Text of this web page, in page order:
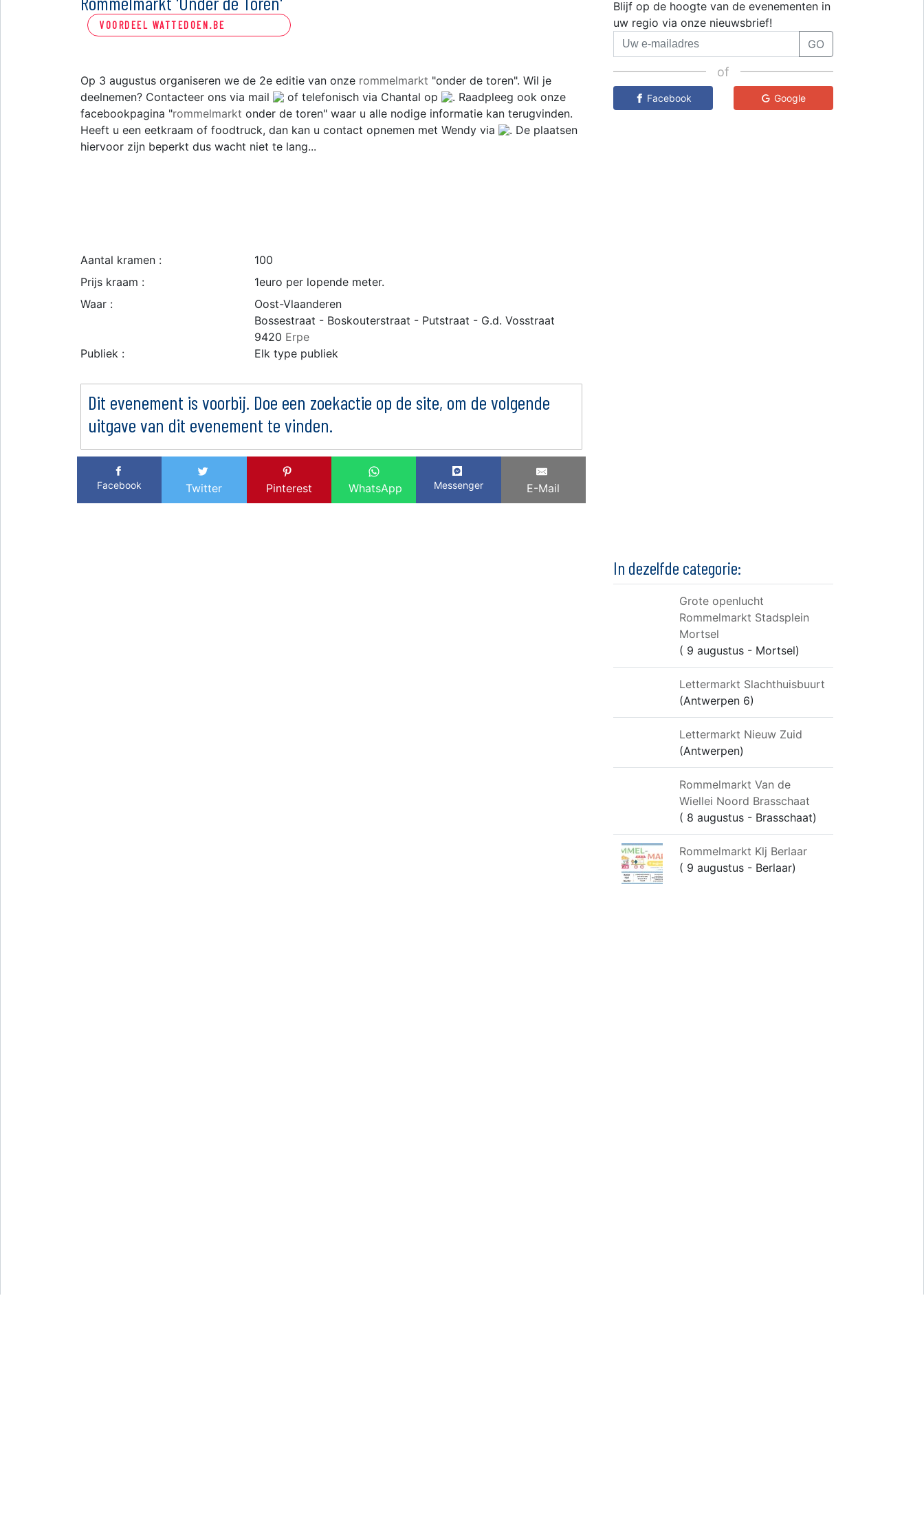
VOORDEEL WATTEDOEN.BE
Op 3 augustus organiseren we de 2e editie van onze rommelmarkt "onder de toren". Wil je
deelnemen? Contacteer ons via mail
of telefonisch via Chantal op
. Raadpleeg ook onze
facebookpagina "rommelmarkt onder de toren" waar u alle nodige informatie kan terugvinden.
Heeft u een eetkraam of foodtruck, dan kan u contact opnemen met Wendy via
. De plaatsen
hiervoor zijn beperkt dus wacht niet te lang...
Aantal kramen :
100
Prijs kraam :
1euro per lopende meter.
Waar :
Oost-Vlaanderen
Bossestraat - Boskouterstraat - Putstraat - G.d. Vosstraat
9420 Erpe
Publiek :
Elk type publiek
Dit evenement is voorbij. Doe een zoekactie op de site, om de volgende
uitgave van dit evenement te vinden.
Facebook Twitter Pinterest WhatsApp Messenger E-Mail
Blijf op de hoogte van de evenementen in
uw regio via onze nieuwsbrief!
GO
of
Facebook Google
In dezelfde categorie:
Grote openlucht
Rommelmarkt Stadsplein
Mortsel
( 9 augustus - Mortsel)
Lettermarkt Slachthuisbuurt
(Antwerpen 6)
Lettermarkt Nieuw Zuid
(Antwerpen)
Rommelmarkt Van de
Wiellei Noord Brasschaat
( 8 augustus - Brasschaat)
Rommelmarkt Klj Berlaar
( 9 augustus - Berlaar)